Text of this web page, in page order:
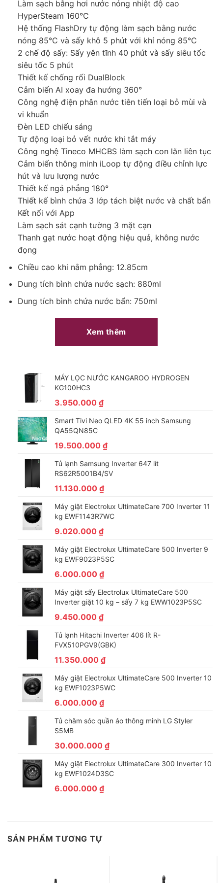
Làm sạch sát viền cạnh, cuốn trôi mọi bụi bẩn ở góc
khuất
Sở hữu thiết kế làm sạch 3 mặt cạnh tiên tiến,
bụi Floor One S9 Artist Steam Pro tiếp cận sâu hơn, làm sạch
triệt để đến từng cạnh viền, dễ dàng quét sạch mọi loại rác và
Làm sạch bằng hơi nước nóng nhiệt độ cao
HyperSteam 160°C
Hệ thống FlashDry tự động làm sạch bằng nước
nóng 85°C và sấy khô 5 phút với khí nóng 85°C
2 chế độ sấy: Sấy yên tĩnh 40 phút và sấy siêu tốc
siêu tốc 5 phút
Thiết kế chống rối DualBlock
Cảm biến AI xoay đa hướng 360°
Công nghệ điện phân nước tiên tiến loại bỏ mùi và
vi khuẩn
Đèn LED chiếu sáng
Tự động loại bỏ vết nước khi tắt máy
Công nghệ Tineco MHCBS làm sạch con lăn liên tục
Cảm biến thông minh iLoop tự động điều chỉnh lực
hút và lưu lượng nước
Thiết kế ngả phẳng 180°
Thiết kế bình chứa 3 lớp tách biệt nước và chất bẩn
Kết nối với App
Làm sạch sát cạnh tường 3 mặt cạn
Thanh gạt nước hoạt động hiệu quả, không nước
đọng
Chiều cao khi nằm phẳng: 12.85cm
Dung tích bình chứa nước sạch: 880ml
Dung tích bình chứa nước bẩn: 750ml
Xem thêm
MÁY LỌC NƯỚC KANGAROO HYDROGEN
KG100HC3
3.950.000 ₫
Smart Tivi Neo QLED 4K 55 inch Samsung
QA55QN85C
19.500.000 ₫
Tủ lạnh Samsung Inverter 647 lít
RS62R5001B4/SV
11.130.000 ₫
Máy giặt Electrolux UltimateCare 700 Inverter 11
kg EWF1143R7WC
9.020.000 ₫
Máy giặt Electrolux UltimateCare 500 Inverter 9
kg EWF9023P5SC
6.000.000 ₫
Máy giặt sấy Electrolux UltimateCare 500
Inverter giặt 10 kg – sấy 7 kg EWW1023P5SC
9.450.000 ₫
Tủ lạnh Hitachi Inverter 406 lít R-
FVX510PGV9(GBK)
11.350.000 ₫
Máy giặt Electrolux UltimateCare 500 Inverter 10
kg EWF1023P5WC
6.000.000 ₫
Tủ chăm sóc quần áo thông minh LG Styler
S5MB
30.000.000 ₫
Máy giặt Electrolux UltimateCare 300 Inverter 10
kg EWF1024D3SC
6.000.000 ₫
SẢN PHẨM TƯƠNG TỰ